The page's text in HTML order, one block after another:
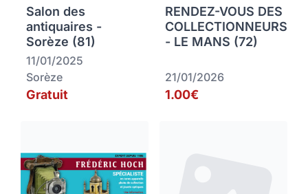
Salon des
antiquaires -
Sorèze (81)
11/01/2025
Sorèze
Gratuit
RENDEZ-VOUS DES
COLLECTIONNEURS
- LE MANS (72)
21/01/2026
1.00€